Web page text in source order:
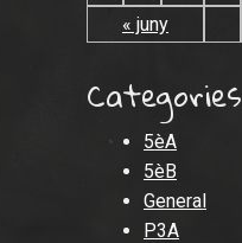
« juny
Categories
5èA
5èB
General
P3A